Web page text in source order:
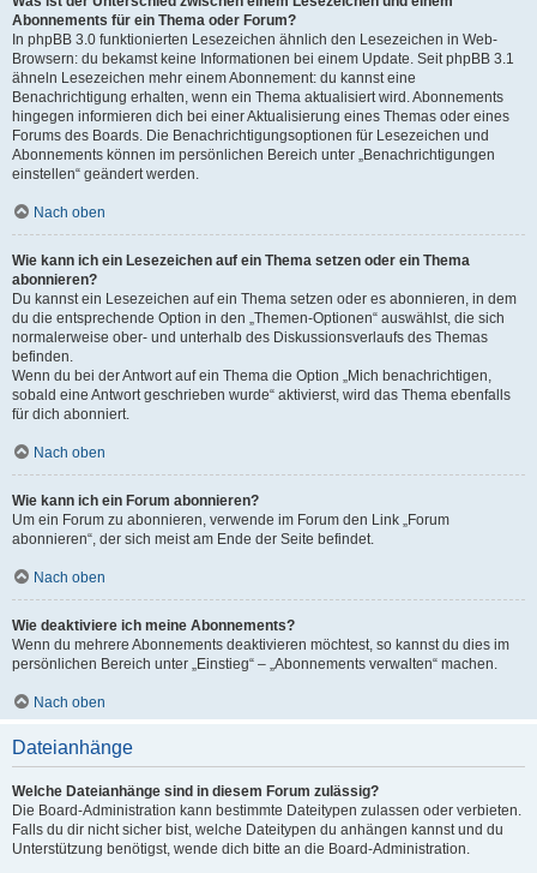
Abonnements für ein Thema oder Forum?
In phpBB 3.0 funktionierten Lesezeichen ähnlich den Lesezeichen in Web-
Browsern: du bekamst keine Informationen bei einem Update. Seit phpBB 3.1
ähneln Lesezeichen mehr einem Abonnement: du kannst eine
Benachrichtigung erhalten, wenn ein Thema aktualisiert wird. Abonnements
hingegen informieren dich bei einer Aktualisierung eines Themas oder eines
Forums des Boards. Die Benachrichtigungsoptionen für Lesezeichen und
Abonnements können im persönlichen Bereich unter „Benachrichtigungen
einstellen“ geändert werden.
Nach oben
Wie kann ich ein Lesezeichen auf ein Thema setzen oder ein Thema
abonnieren?
Du kannst ein Lesezeichen auf ein Thema setzen oder es abonnieren, in dem
du die entsprechende Option in den „Themen-Optionen“ auswählst, die sich
normalerweise ober- und unterhalb des Diskussionsverlaufs des Themas
befinden.
Wenn du bei der Antwort auf ein Thema die Option „Mich benachrichtigen,
sobald eine Antwort geschrieben wurde“ aktivierst, wird das Thema ebenfalls
für dich abonniert.
Nach oben
Wie kann ich ein Forum abonnieren?
Um ein Forum zu abonnieren, verwende im Forum den Link „Forum
abonnieren“, der sich meist am Ende der Seite befindet.
Nach oben
Wie deaktiviere ich meine Abonnements?
Wenn du mehrere Abonnements deaktivieren möchtest, so kannst du dies im
persönlichen Bereich unter „Einstieg“ – „Abonnements verwalten“ machen.
Nach oben
Dateianhänge
Welche Dateianhänge sind in diesem Forum zulässig?
Die Board-Administration kann bestimmte Dateitypen zulassen oder verbieten.
Falls du dir nicht sicher bist, welche Dateitypen du anhängen kannst und du
Unterstützung benötigst, wende dich bitte an die Board-Administration.